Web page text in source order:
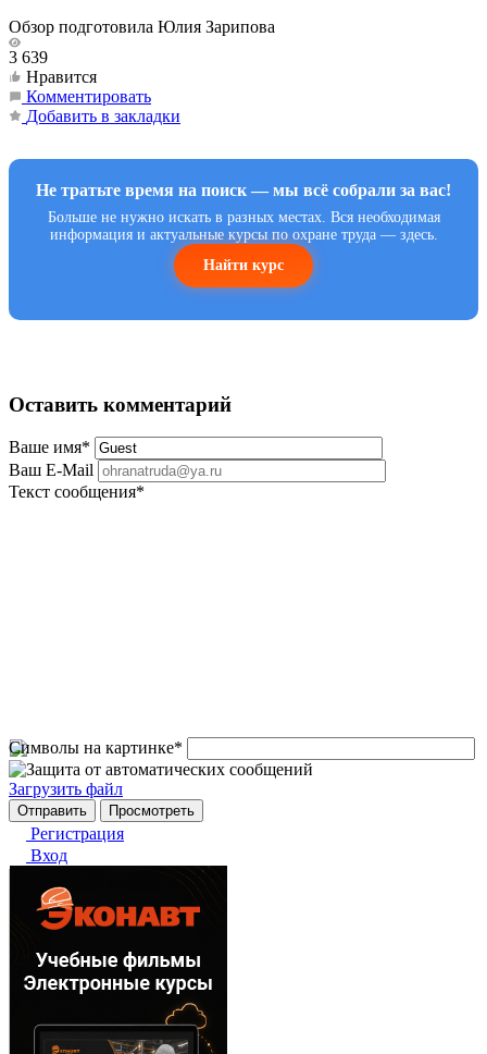
Обзор подготовила Юлия Зарипова
3 639
Нравится
Комментировать
Добавить в закладки
Не тратьте время на поиск — мы всё собрали за вас!
Больше не нужно искать в разных местах. Вся необходимая
информация и актуальные курсы по охране труда — здесь.
Найти курс
Оставить комментарий
Ваше имя*
Ваш E-Mail
Текст сообщения*
Символы на картинке*
Загрузить файл
Регистрация
Вход